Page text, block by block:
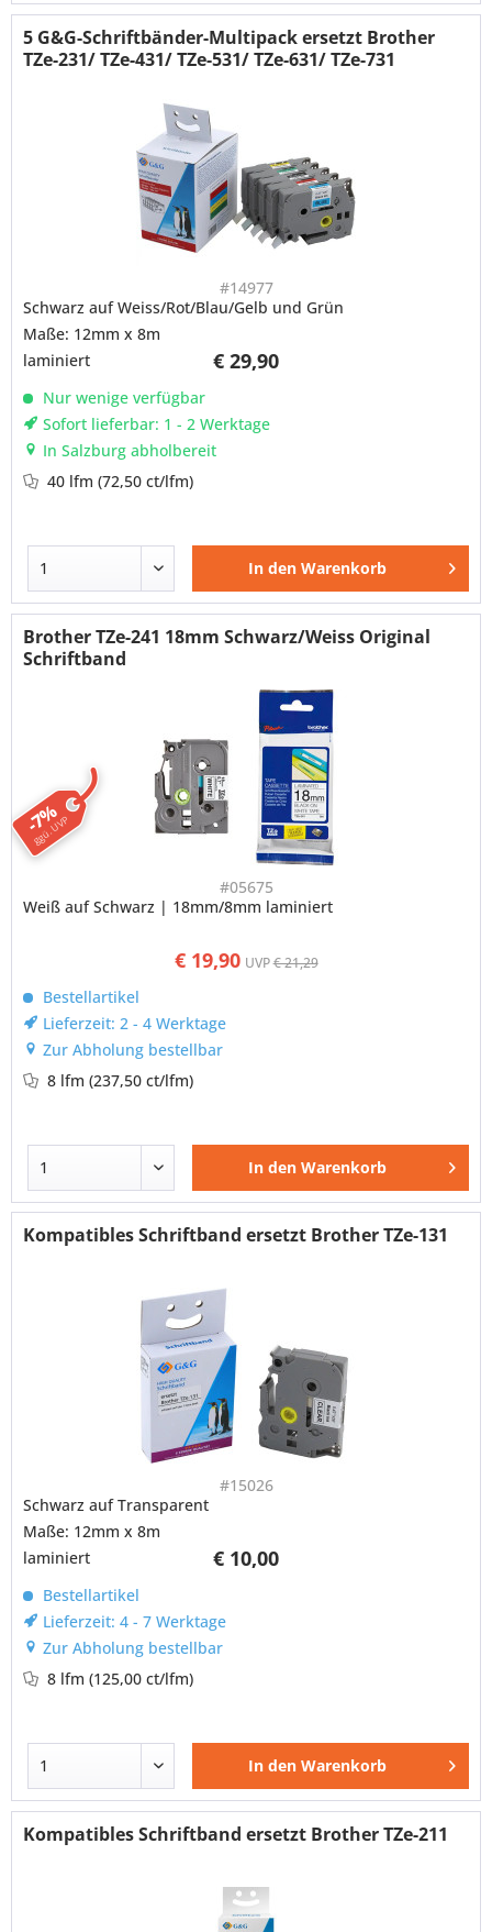
5 G&G-Schriftbänder-Multipack ersetzt Brother
TZe-231/ TZe-431/ TZe-531/ TZe-631/ TZe-731
#14977
€ 29,90
Schwarz auf Weiss/Rot/Blau/Gelb und Grün
Maße: 12mm x 8m
laminiert
Nur wenige verfügbar
Sofort lieferbar: 1 - 2 Werktage
In Salzburg abholbereit
40 lfm(72,50 ct/lfm)
In den Warenkorb
-7%
ggü. UVP
Brother TZe-241 18mm Schwarz/Weiss Original
Schriftband
#05675
€ 19,90 UVP€ 21,29
Weiß auf Schwarz | 18mm/8mm laminiert
Bestellartikel
Lieferzeit: 2 - 4 Werktage
Zur Abholung bestellbar
8 lfm(237,50 ct/lfm)
In den Warenkorb
Kompatibles Schriftband ersetzt Brother TZe-131
#15026
€ 10,00
Schwarz auf Transparent
Maße: 12mm x 8m
laminiert
Bestellartikel
Lieferzeit: 4 - 7 Werktage
Zur Abholung bestellbar
8 lfm(125,00 ct/lfm)
In den Warenkorb
Kompatibles Schriftband ersetzt Brother TZe-211